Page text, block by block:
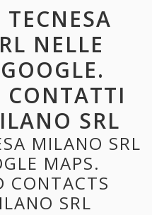
NELLE
SRL
MILANO SRL
MAPS.
CONTACTS
SRL